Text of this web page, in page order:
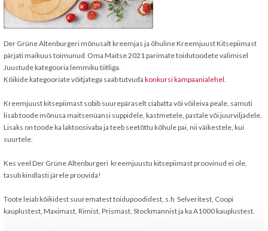
Der Grüne Altenburgeri mõnusalt kreemjas ja õhuline Kreemjuust Kitsepiimast
pärjati maikuus toimunud Oma Maitse 2021 parimate toidutoodete valimisel
Juustude kategooria lemmiku tiitliga.
Kõikide kategooriate võitjatega saab tutvuda konkursi kampaanialehel.
Kreemjuust kitsepiimast sobib suurepäraselt ciabatta või võileiva peale, samuti
lisab toode mõnusa maitsenüansi suppidele, kastmetele, pastale või juurviljadele.
Lisaks on toode ka laktoosivaba ja teeb seetõttu kõhule pai, nii väikestele, kui
suurtele.
Kes veel Der Grüne Altenburgeri kreemjuustu kitsepiimast proovinud ei ole,
tasub kindlasti järele proovida!
Toote leiab kõikidest suurematest toidupoodidest, s.h Selveritest, Coopi
kauplustest, Maximast, Rimist, Prismast, Stockmannist ja ka A1000 kauplustest.